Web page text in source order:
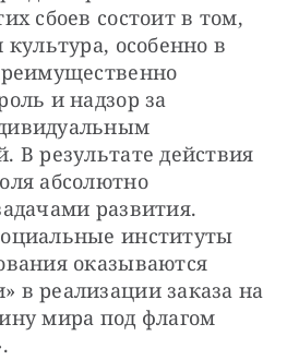
сбоев состоит в том,
особенно в
и надзор за
В результате действия
абсолютно
развития.
институты
оказываются
в реализации заказа на
мира под флагом